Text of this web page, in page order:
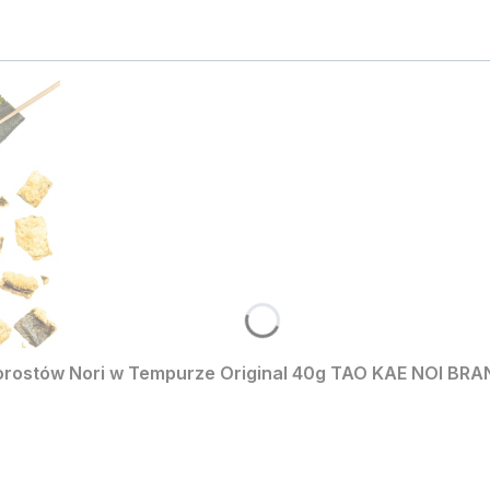
Nori w Tempurze Original 40g TAO KAE NOI